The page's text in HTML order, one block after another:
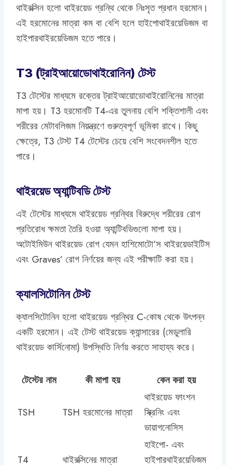
থাইরক্সিন হলো থাইরয়েড গ্রন্থি থেকে নিঃসৃত প্রধান হরমোন।
এই হরমোনের মাত্রা কম বা বেশি হলে হাইপোথাইরয়েডিজম বা
হাইপারথাইরয়েডিজম হতে পারে।
T3 (ট্রাইআয়োডোথাইরোনিন) টেস্ট
T3 টেস্টের মাধ্যমে রক্তের ট্রাইআয়োডোথাইরোনিনের মাত্রা
মাপা হয়। T3 হরমোনটি T4-এর তুলনায় বেশি শক্তিশালী এবং
শরীরের মেটাবলিজম নিয়ন্ত্রণে গুরুত্বপূর্ণ ভূমিকা রাখে। কিছু
ক্ষেত্রে, T3 টেস্ট T4 টেস্টের চেয়ে বেশি সংবেদনশীল হতে
পারে।
থাইরয়েড অ্যান্টিবডি টেস্ট
এই টেস্টের মাধ্যমে থাইরয়েড গ্রন্থির বিরুদ্ধে শরীরের রোগ
প্রতিরোধ ক্ষমতা তৈরি হওয়া অ্যান্টিবডিগুলো মাপা হয়।
অটোইমিউন থাইরয়েড রোগ যেমন হাশিমোটো’স থাইরয়েডাইটিস
এবং Graves’ রোগ নির্ণয়ের জন্য এই পরীক্ষাটি করা হয়।
ক্যালসিটোনিন টেস্ট
ক্যালসিটোনিন হলো থাইরয়েড গ্রন্থির C-কোষ থেকে উৎপন্ন
একটি হরমোন। এই টেস্ট থাইরয়েড ক্যান্সারের (মেডুলারি
থাইরয়েড কার্সিনোমা) উপস্থিতি নির্ণয় করতে সাহায্য করে।
টেস্টের নাম কী মাপা হয় কেন করা হয়
TSH TSH হরমোনের মাত্রা
থাইরয়েড ফাংশন
স্ক্রিনিং এবং
ডায়াগনোসিস
T4 থাইরক্সিনের মাত্রা
হাইপো- এবং
হাইপারথাইরয়েডিজম